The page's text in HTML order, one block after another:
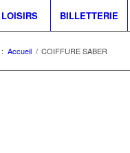
LOISIRS BILLETTERIE
Accueil / COIFFURE SABER